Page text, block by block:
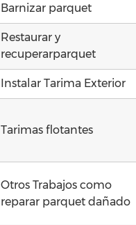
Barnizar parquet
Restaurar y
recuperarparquet
Instalar Tarima Exterior
Tarimas flotantes
Otros Trabajos como
reparar parquet dañado